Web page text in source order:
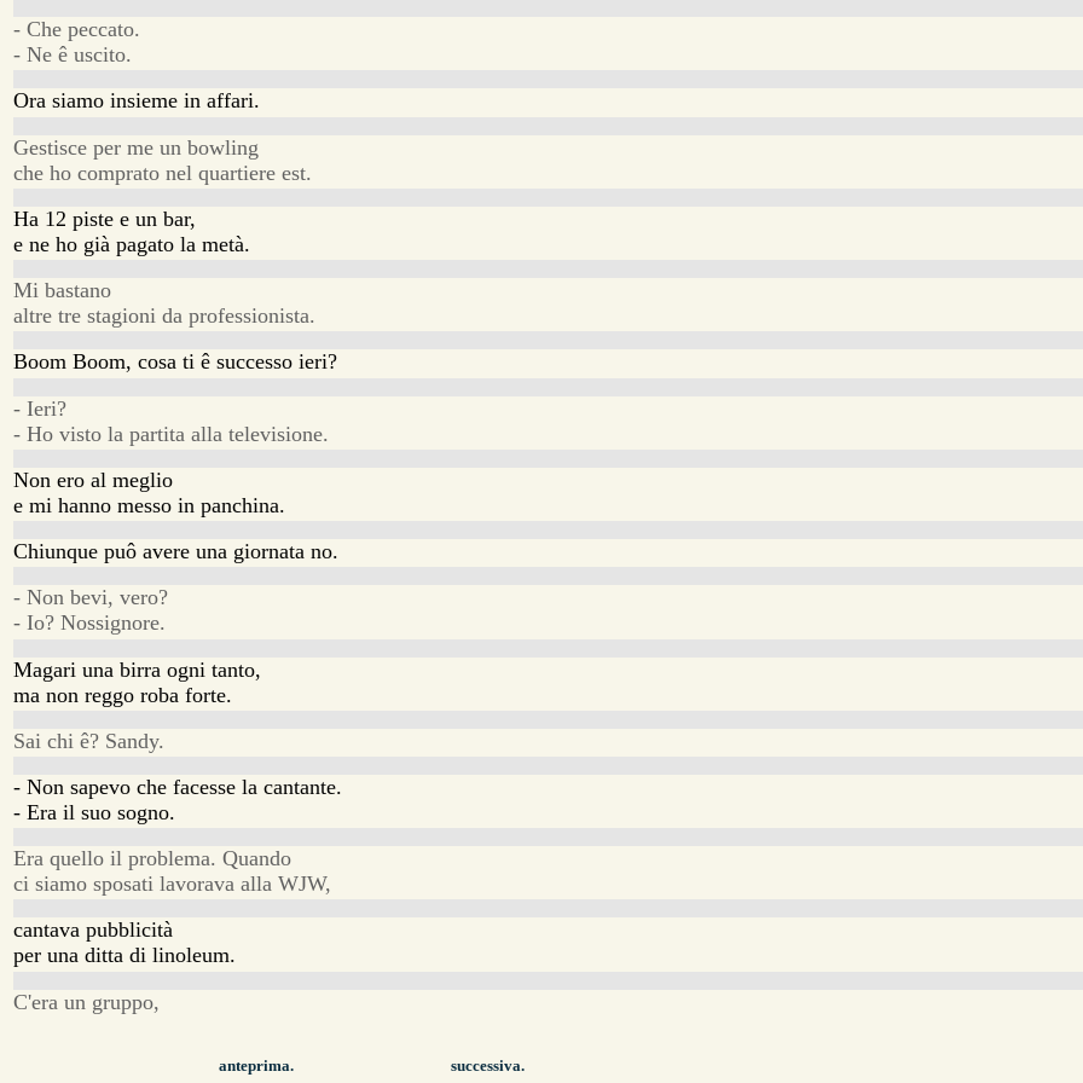
- Che peccato.
- Ne ê uscito.
Ora siamo insieme in affari.
Gestisce per me un bowling
che ho comprato nel quartiere est.
Ha 12 piste e un bar,
e ne ho già pagato la metà.
Mi bastano
altre tre stagioni da professionista.
Boom Boom, cosa ti ê successo ieri?
- Ieri?
- Ho visto la partita alla televisione.
Non ero al meglio
e mi hanno messo in panchina.
Chiunque puô avere una giornata no.
- Non bevi, vero?
- Io? Nossignore.
Magari una birra ogni tanto,
ma non reggo roba forte.
Sai chi ê? Sandy.
- Non sapevo che facesse la cantante.
- Era il suo sogno.
Era quello il problema. Quando
ci siamo sposati lavorava alla WJW,
cantava pubblicità
per una ditta di linoleum.
C'era un gruppo,
anteprima. successiva.